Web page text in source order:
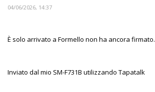
04/06/2026, 14:37
È solo arrivato a Formello non ha ancora firmato.
Inviato dal mio SM-F731B utilizzando Tapatalk